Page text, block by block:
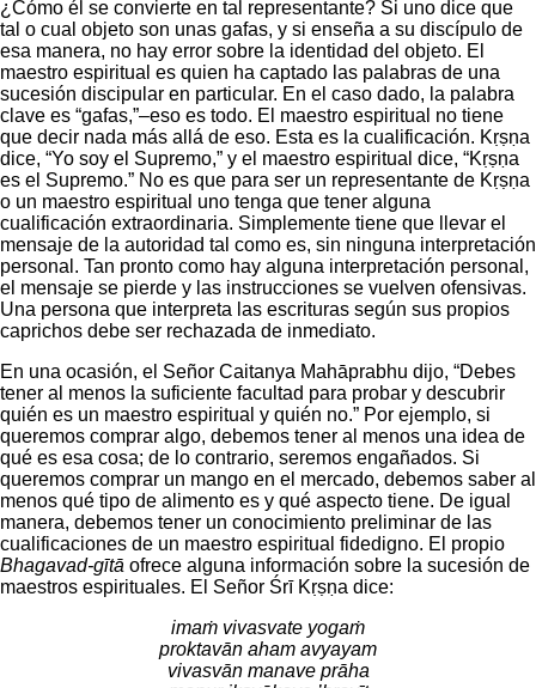
¿Cómo él se convierte en tal representante? Si uno dice que
tal o cual objeto son unas gafas, y si enseña a su discípulo de
esa manera, no hay error sobre la identidad del objeto. El
maestro espiritual es quien ha captado las palabras de una
sucesión discipular en particular. En el caso dado, la palabra
clave es “gafas,”–eso es todo. El maestro espiritual no tiene
que decir nada más allá de eso. Esta es la cualificación. Kṛṣṇa
dice, “Yo soy el Supremo,” y el maestro espiritual dice, “Kṛṣṇa
es el Supremo.” No es que para ser un representante de Kṛṣṇa
o un maestro espiritual uno tenga que tener alguna
cualificación extraordinaria. Simplemente tiene que llevar el
mensaje de la autoridad tal como es, sin ninguna interpretación
personal. Tan pronto como hay alguna interpretación personal,
el mensaje se pierde y las instrucciones se vuelven ofensivas.
Una persona que interpreta las escrituras según sus propios
caprichos debe ser rechazada de inmediato.
En una ocasión, el Señor Caitanya Mahāprabhu dijo, “Debes
tener al menos la suficiente facultad para probar y descubrir
quién es un maestro espiritual y quién no.” Por ejemplo, si
queremos comprar algo, debemos tener al menos una idea de
qué es esa cosa; de lo contrario, seremos engañados. Si
queremos comprar un mango en el mercado, debemos saber al
menos qué tipo de alimento es y qué aspecto tiene. De igual
manera, debemos tener un conocimiento preliminar de las
cualificaciones de un maestro espiritual fidedigno. El propio
Bhagavad-gītā ofrece alguna información sobre la sucesión de
maestros espirituales. El Señor Śrī Kṛṣṇa dice:
imaṁ vivasvate yogaṁ
proktavān aham avyayam
vivasvān manave prāha